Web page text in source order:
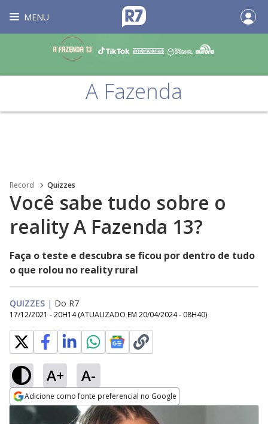
MENU
A Fazenda
Record Quizzes
Você sabe tudo sobre o
reality A Fazenda 13?
Faça o teste e descubra se ficou por dentro de tudo
o que rolou no reality rural
QUIZZES | Do R7
17/12/2021 - 20H14 (ATUALIZADO EM 20/04/2024 - 08H40)
A+ A-
Adicione como fonte preferencial no Google
Opens in new window